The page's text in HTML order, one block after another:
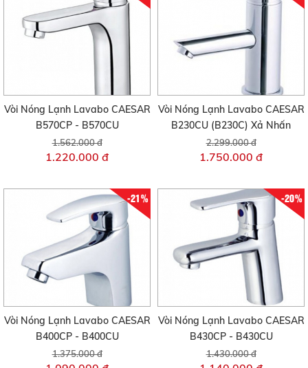
Vòi Nóng Lạnh Lavabo CAESAR
B570CP - B570CU
1.562.000 đ
1.220.000 đ
Vòi Nóng Lạnh Lavabo CAESAR
B230CU (B230C) Xả Nhấn
2.299.000 đ
1.750.000 đ
-21%
Vòi Nóng Lạnh Lavabo CAESAR
B400CP - B400CU
1.375.000 đ
-20%
Vòi Nóng Lạnh Lavabo CAESAR
B430CP - B430CU
1.430.000 đ